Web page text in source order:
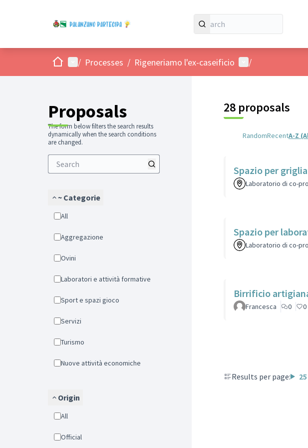
HomeMain menu
/ Processes / Rigeneriamo l'ex-caseificio User menu
/
Proposals
The form below filters the search results
dynamically when the search conditions
are changed.
~ Categorie
All
Aggregazione
Ovini
Laboratori e attività formative
Sport e spazi gioco
Servizi
Turismo
Nuove attività economiche
Origin
All
Official
28 proposals
RandomRecentA-Z
Spazio per
Laboratorio di co-
Spazio per
Laboratorio di co-
Birrificio
Francesca 0 0
Results per page: 25